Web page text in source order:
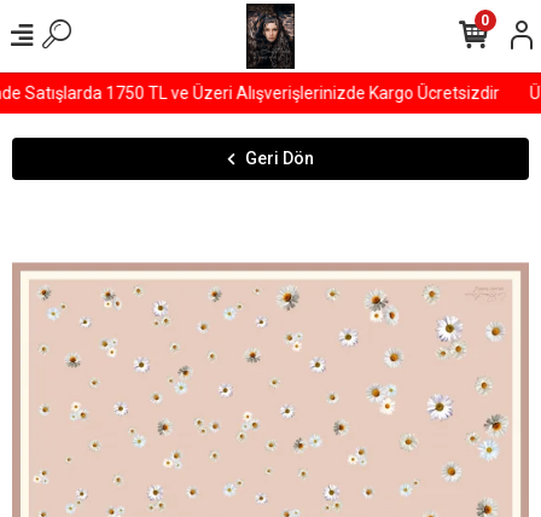
Satışlarda 1750 TL ve Üzeri Alışverişlerinizde Kargo Ücretsizdir
0
Geri Dön